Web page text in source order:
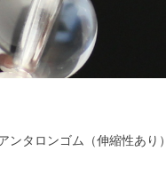
タロンゴム（伸縮性あり）